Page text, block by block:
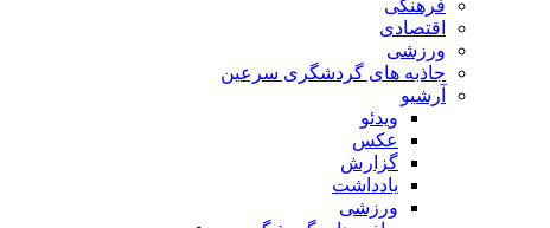
فرهنگی
اقتصادی
ورزشی
جاذبه های گردشگری سرعین
آرشیو
ویدئو
عکس
گزارش
یادداشت
ورزشی